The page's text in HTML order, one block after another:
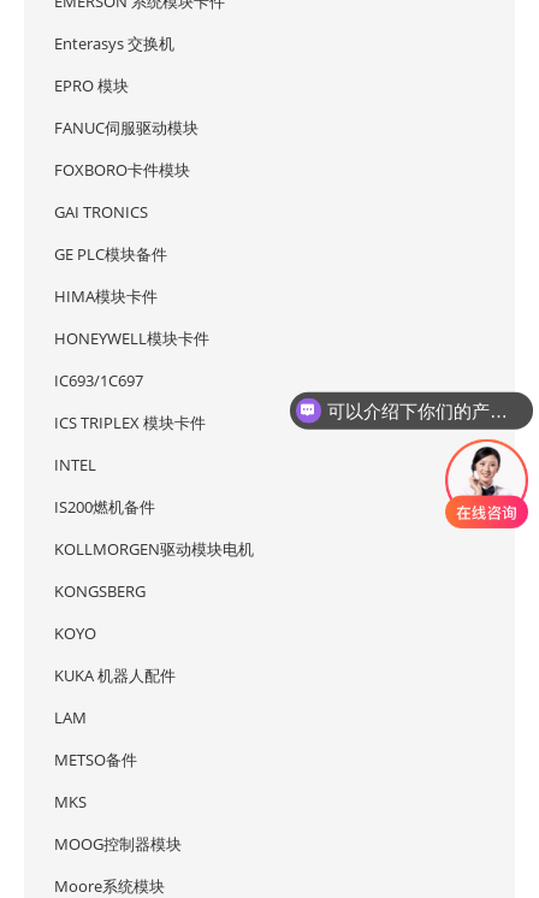
Enterasys 交换机
EPRO 模块
FANUC伺服驱动模块
FOXBORO卡件模块
GAI TRONICS
GE PLC模块备件
HIMA模块卡件
HONEYWELL模块卡件
IC693/1C697
ICS TRIPLEX 模块卡件
INTEL
IS200燃机备件
KOLLMORGEN驱动模块电机
KONGSBERG
KOYO
KUKA 机器人配件
LAM
METSO备件
MKS
MOOG控制器模块
Moore系统模块
可以介绍下你们的产品么